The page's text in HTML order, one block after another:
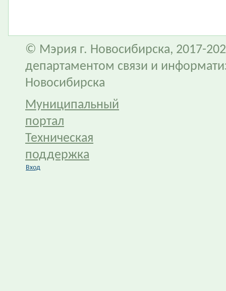
© Мэрия г. Новосибирска, 2017-
департаментом связи и
Новосибирска
Муниципальный
портал
Техническая
поддержка
Вход